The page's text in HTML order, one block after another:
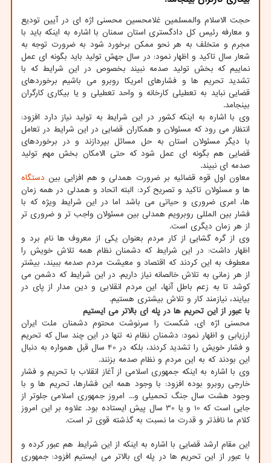
حجت الاسلام والمسلمین غلامحسین محسنی اژه ای در آیین تودیع
و معارفه رئیس کل دادگستری استان سمنان با اشاره به اینکه باید با
مجرم و متخلف به هر نحو ممکن برخورد شود به ضرورت توجه به
شعار سال تاکید و اظهار نمود: در سال جهش تولید باید بگونه ای عمل
نماییم که بخش تولید صدمه نبیند بخصوص در این شرایط که با
تشدید تحریم ها و فشارهای امریکا روبرو می باشیم برخوردهای
قضایی نباید به تعطیلی کارخانه و واحد تعطیلی و یا بیکاری کارگران
بینجامد.
وی با اشاره به اینکه کشور در این شرایط به تولید نیاز دارد افزود:
انتظار می رود که مسئولان و همکاران قضایی در این شرایط در تعامل
با دیگر مسئولان استان به حل مسائل بپردازند و در برخوردهای
قضایی هم بگونه ای عمل شود که حتی الامکان بخش مهم تولید
صدمه ای نبیند.
معاون اول قوه قضائیه بر ضرورت همدلی و هم افزایی بین دستگاه
ها و مسئولان تاکید و تصریح کرد: البته اتحاد و همدلی در همه زمان
ها، امری ضروری و حیاتی می باشد اما در این شرایط ویژه که با
فشار بین المللی روبرویم همدلی بین مسئولان واجب تر و ضروری تر
از هر زمان دیگری است.
وی از گره گشایی از کار مردم بعنوان یکی از معروف ها نام برد و
اظهار داشت: در این شرایط که دشمنان نظام همه تلاش خویش را
معطوف به این کردند که اقتصاد و معیشت مردم صدمه ببیند، بیشتر
از هر زمانی به تلاش خالصانه نیاز داریم. در این شرایط که دشمن می
کوشد تا به زعم باطل آنها، این مردم انقلابی و دین مدار از پای در
بیایند، نیازمند کار و تلاش بیشتری هستیم.
با عبور از این تحریم ها در پله ای بالاتر می ایستیم
محسنی اژه ای، شکست را سرنوشت محتوم دشمنان ملت ایران
ارزیابی و اظهار نمود: دشمنان نظام نه تنها در این چند سال که تحریم
و فشار خویش را تشدید کردند، بلکه در 40 سال قبل همواره به دنبال
این بودند که به این مردم و نظام صدمه بزنند.
وی با اشاره به اینکه جمهوری اسلامی از آغاز انقلاب با تحریم و فشار
خارجی روبرو بوده افزود: با وجود همه این فشارها، تحریم ها و با
وجود هشت سال جنگ تحمیلی و... امروز جمهوری اسلامی جلوتر از
جایی است که 10 و یا 30 سال پیش ایستاده بود. علاوه بر این امروز
کلام ما نافذتر و قدرت ما نسبت به گذشته قوی تر است.
این مقام ارشد قضایی با اشاره به اینکه از این شرایط هم عبور کرده و
با عبور از این تحریم ها در پله ای بالاتر می ایستیم افزود: جمهوری